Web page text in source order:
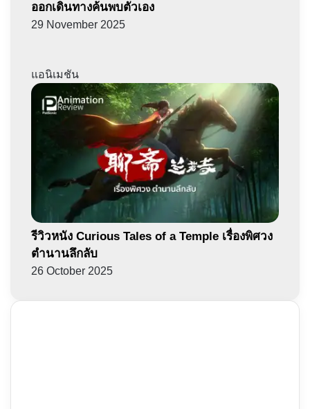
ออกเดินทางค้นพบตัวเอง
29 November 2025
แอนิเมชัน
รีวิวหนัง Curious Tales of a Temple เรื่องพิศวง
ตำนานลึกลับ
26 October 2025